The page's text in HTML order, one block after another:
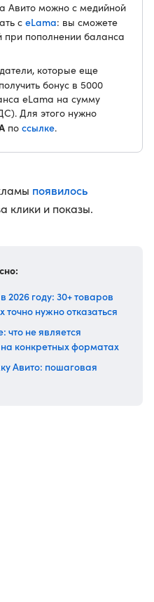
Авито можно с медийной
с eLama: вы сможете
при пополнении баланса
которые еще
бонус в 5000
eLama на сумму
Для этого нужно
по ссылке.
появилось
клики и показы.
2026 году: 30+ товаров
точно нужно отказаться
что не является
конкретных форматах
Авито: пошаговая